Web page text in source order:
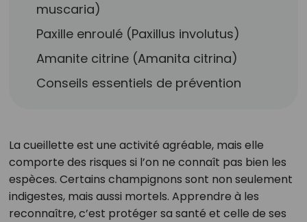
muscaria)
Paxille enroulé (Paxillus involutus)
Amanite citrine (Amanita citrina)
Conseils essentiels de prévention
La cueillette est une activité agréable, mais elle
comporte des risques si l’on ne connaît pas bien les
espèces. Certains champignons sont non seulement
indigestes, mais aussi mortels. Apprendre à les
reconnaître, c’est protéger sa santé et celle de ses